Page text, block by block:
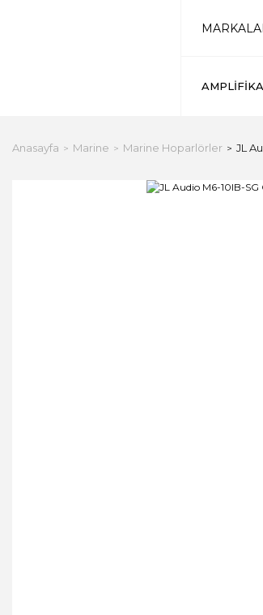
Anasayfa Marine Marine Hoparlörler JL